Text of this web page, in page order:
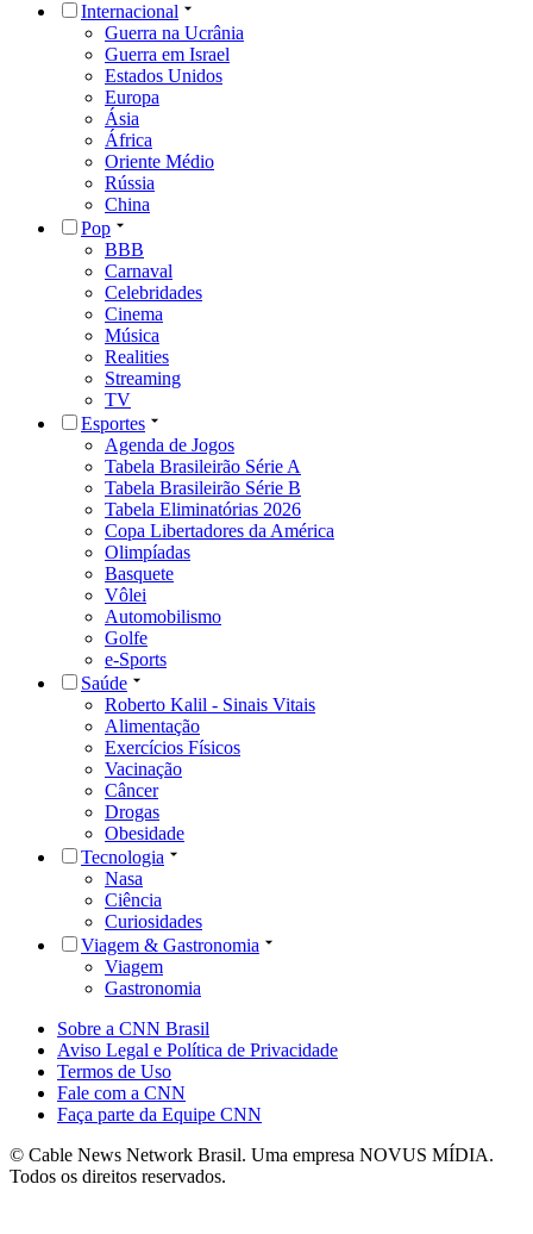
Internacional
Guerra na Ucrânia
Guerra em Israel
Estados Unidos
Europa
Ásia
África
Oriente Médio
Rússia
China
Pop
BBB
Carnaval
Celebridades
Cinema
Música
Realities
Streaming
TV
Esportes
Agenda de Jogos
Tabela Brasileirão Série A
Tabela Brasileirão Série B
Tabela Eliminatórias 2026
Copa Libertadores da América
Olimpíadas
Basquete
Vôlei
Automobilismo
Golfe
e-Sports
Saúde
Roberto Kalil - Sinais Vitais
Alimentação
Exercícios Físicos
Vacinação
Câncer
Drogas
Obesidade
Tecnologia
Nasa
Ciência
Curiosidades
Viagem & Gastronomia
Viagem
Gastronomia
Sobre a CNN Brasil
Aviso Legal e Política de Privacidade
Termos de Uso
Fale com a CNN
Faça parte da Equipe CNN
© Cable News Network Brasil. Uma empresa NOVUS MÍDIA.
Todos os direitos reservados.